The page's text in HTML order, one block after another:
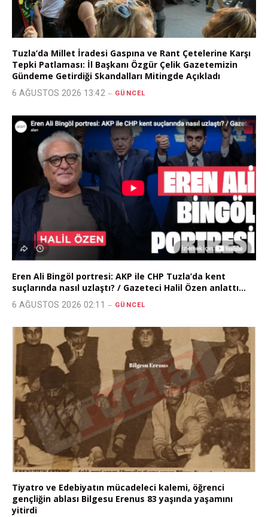
Tuzla’da Millet İradesi Gaspına ve Rant Çetelerine Karşı
Tepki Patlaması: İl Başkanı Özgür Çelik Gazetemizin
Gündeme Getirdiği Skandalları Mitingde Açıkladı
6 AĞUSTOS 2026 13:42 GÜNCEL
Eren Ali Bingöl portresi: AKP ile CHP Tuzla’da kent
suçlarında nasıl uzlaştı? / Gazeteci Halil Özen anlattı…
6 AĞUSTOS 2026 02:11 GÜNCEL
Tiyatro ve Edebiyatın mücadeleci kalemi, öğrenci
gençliğin ablası Bilgesu Erenus 83 yaşında yaşamını
yitirdi